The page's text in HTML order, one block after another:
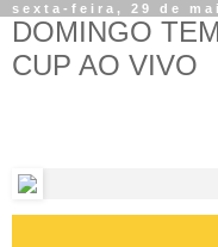
sexta-feira, 29 de
DOMINGO
CUP AO VIVO